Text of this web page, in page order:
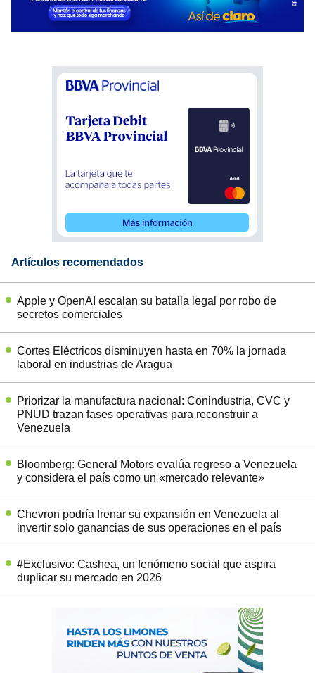
Artículos recomendados
Apple y OpenAI escalan su batalla legal por robo de
secretos comerciales
Cortes Eléctricos disminuyen hasta en 70% la jornada
laboral en industrias de Aragua
Priorizar la manufactura nacional: Conindustria, CVC y
PNUD trazan fases operativas para reconstruir a
Venezuela
Bloomberg: General Motors evalúa regreso a Venezuela
y considera el país como un «mercado relevante»
Chevron podría frenar su expansión en Venezuela al
invertir solo ganancias de sus operaciones en el país
#Exclusivo: Cashea, un fenómeno social que aspira
duplicar su mercado en 2026